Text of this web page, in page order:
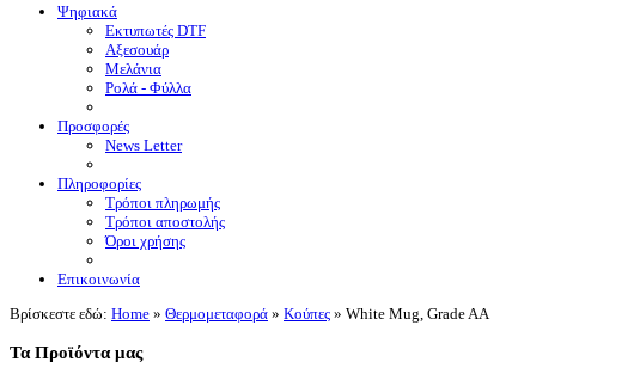
Ψηφιακά
Eκτυπωτές DTF
Αξεσουάρ
Μελάνια
Ρολά - Φύλλα
Προσφορές
News Letter
Πληροφορίες
Τρόποι πληρωμής
Τρόποι αποστολής
Όροι χρήσης
Επικοινωνία
Βρίσκεστε εδώ: Home » Θερμομεταφορά » Κούπες » White Mug, Grade AA
Τα Προϊόντα μας